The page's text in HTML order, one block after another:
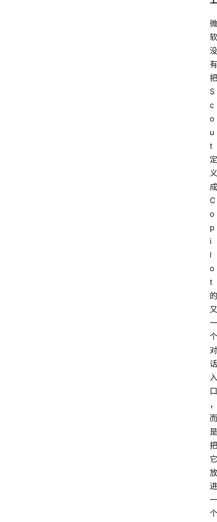
微
软
没
有
把
S
c
o
u
t
定
义
成
C
o
p
i
l
o
t
的
又
一
个
对
话
入
口
，
而
是
把
它
放
进
一
个